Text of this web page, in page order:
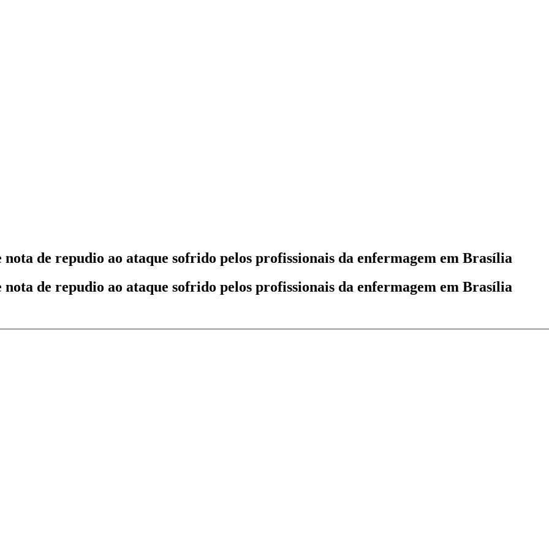
de repudio ao ataque sofrido pelos profissionais da enfermagem em Brasília
de repudio ao ataque sofrido pelos profissionais da enfermagem em Brasília